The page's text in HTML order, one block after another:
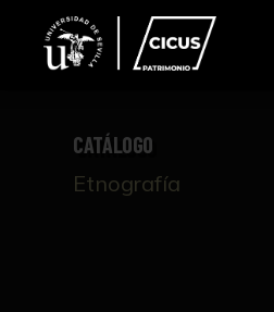
CATÁLOGO
Etnografía